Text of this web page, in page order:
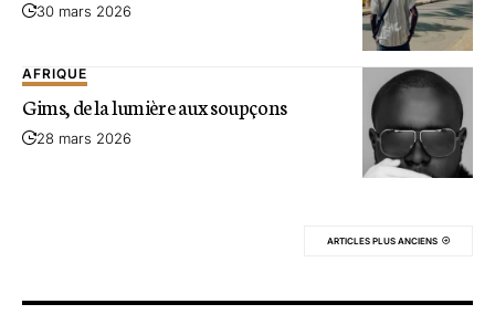
30 mars 2026
AFRIQUE
Gims, de la lumière aux soupçons
28 mars 2026
ARTICLES PLUS ANCIENS